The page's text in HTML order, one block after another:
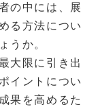
の中には、展
る方法につい
うか。
大限に引き出
イントについ
果を高めるた